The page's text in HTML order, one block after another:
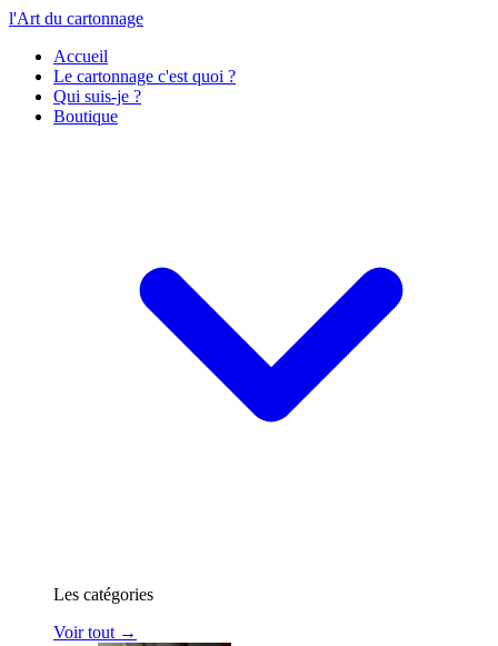
l'Art du cartonnage
Accueil
Le cartonnage c'est quoi ?
Qui suis-je ?
Boutique
Les catégories
Voir tout →